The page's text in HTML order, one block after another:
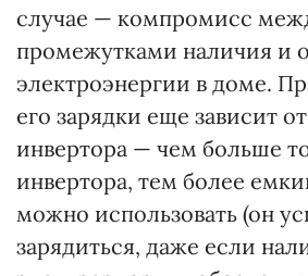
случае — компромисс
промежутками наличия и
электроэнергии в доме.
его зарядки еще зависит
инвертора — чем больше
инвертора, тем более
можно использовать (он
зарядиться, даже если